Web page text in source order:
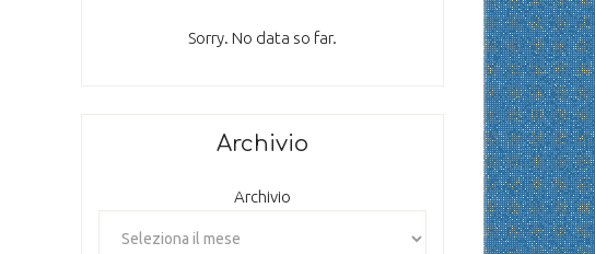
Sorry. No data so far.
Archivio
Archivio